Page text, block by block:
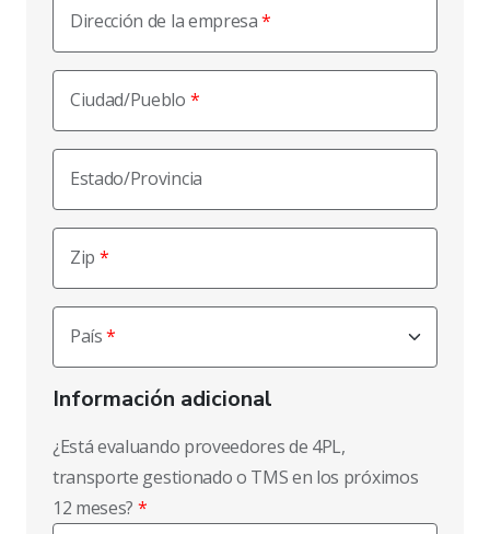
Dirección de la empresa
Ciudad/Pueblo
Estado/Provincia
Zip
País
Información adicional
¿Está evaluando proveedores de 4PL,
transporte gestionado o TMS en los próximos
12 meses?